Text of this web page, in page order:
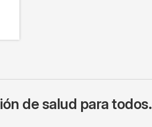
de salud para todos.